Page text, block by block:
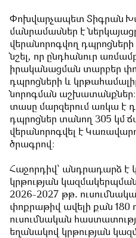
Փոխվարչապետ Տիգրան
մանրամասներ է
վերանորոգվող դպրոցների
նշել, որ ընդհանուր
իրականացման տարբեր
դպրոցների և
նորոգման աշխատանքներ:
տասը մարզերում առկա է
դպրոցներ տանող 305 կմ
վերանորոգվել է
ծրագրով:
Հաջորդիվ՝ անդրադարձ է
կրթության
2026-2027 թթ․
փոքրաթիվ ավելի քան 180
ուսումնական
եղանակով կրթության